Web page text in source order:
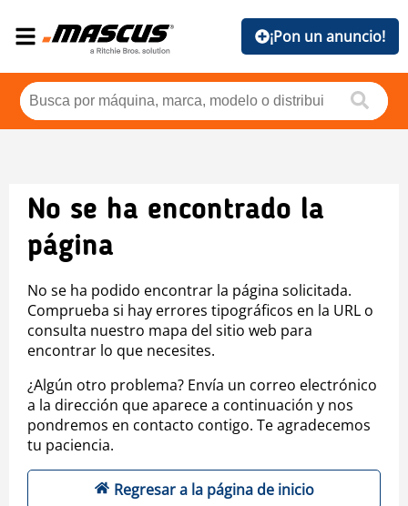
¡Pon un anuncio!
No se ha encontrado la
página
No se ha podido encontrar la página solicitada.
Comprueba si hay errores tipográficos en la URL o
consulta nuestro mapa del sitio web para
encontrar lo que necesites.
¿Algún otro problema? Envía un correo electrónico
a la dirección que aparece a continuación y nos
pondremos en contacto contigo. Te agradecemos
tu paciencia.
Regresar a la página de inicio